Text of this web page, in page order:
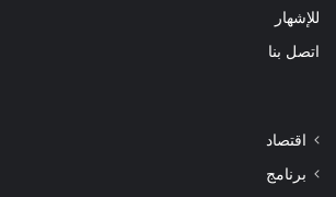
للإشهار
اتصل بنا
اقتصاد
برنامج